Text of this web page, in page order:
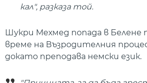
кал", разказа той.
Шукри Мехмед попада в Белене
време на Възродителния
докато преподава немски език.